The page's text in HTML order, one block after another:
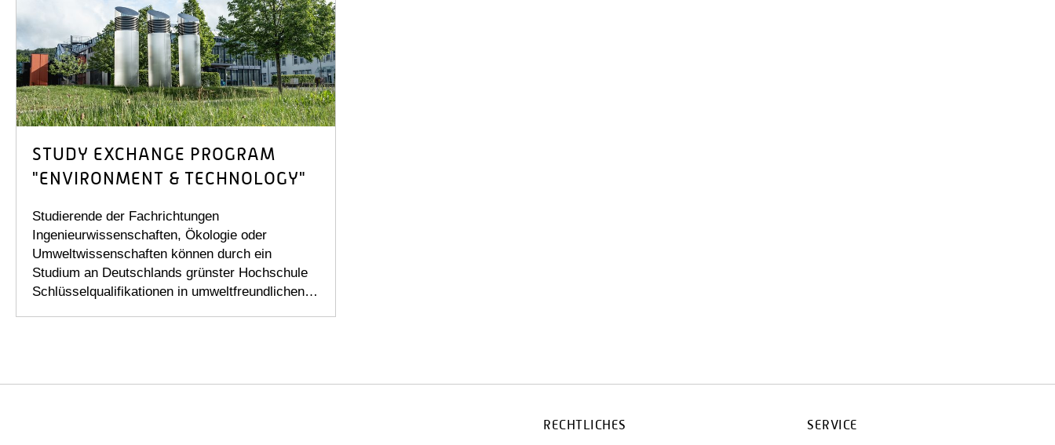
STUDY EXCHANGE PROGRAM
"ENVIRONMENT & TECHNOLOGY"
Studierende der Fachrichtungen
Ingenieurwissenschaften, Ökologie oder
Umweltwissenschaften können durch ein
Studium an Deutschlands grünster Hochschule
Schlüsselqualifikationen in umweltfreundlichen…
RECHTLICHES SERVICE